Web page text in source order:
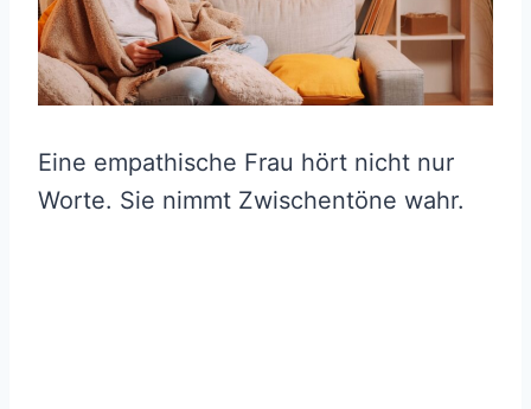
Eine empathische Frau hört nicht nur
Worte. Sie nimmt Zwischentöne wahr.